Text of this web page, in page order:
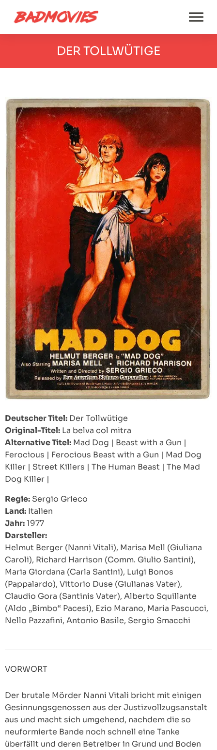
DER TOLLWÜTIGE
Deutscher Titel: Der Tollwütige
Original-Titel: La belva col mitra
Alternative Titel: Mad Dog | Beast with a Gun |
Ferocious | Ferocious Beast with a Gun | Mad Dog
Killer | Street Killers | The Human Beast | The Mad
Dog Killer |
Regie: Sergio Grieco
Land: Italien
Jahr:1977
Darsteller:
Helmut Berger (Nanni Vitali), Marisa Mell (Giuliana
Caroli), Richard Harrison (Comm. Giulio Santini),
Maria Giordana (Carla Santini), Luigi Bonos
(Pappalardo), Vittorio Duse (Giulianas Vater),
Claudio Gora (Santinis Vater), Alberto Squillante
(Aldo „Bimbo“ Pacesi), Ezio Marano, Maria Pascucci,
Nello Pazzafini, Antonio Basile, Sergio Smacchi
VORWORT
Der brutale Mörder Nanni Vitali bricht mit einigen
Gesinnungsgenossen aus der Justizvollzugsanstalt
aus und macht sich umgehend, nachdem die so
neuformierte Bande noch schnell eine Tanke
überfällt und deren Betreiber in Grund und Boden